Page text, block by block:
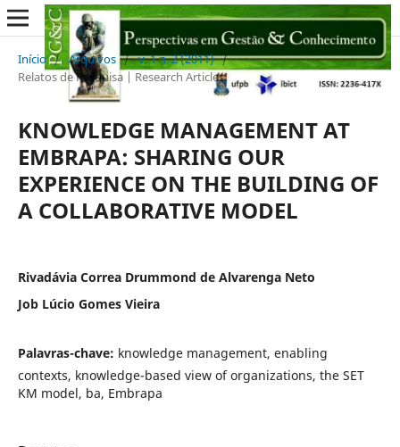
Início / Arquivos / v. 1 n. 2 (2011) /
Relatos de Pesquisa | Research Articles
KNOWLEDGE MANAGEMENT AT
EMBRAPA: SHARING OUR
EXPERIENCE ON THE BUILDING OF
A COLLABORATIVE MODEL
Rivadávia Correa Drummond de Alvarenga Neto
Job Lúcio Gomes Vieira
Palavras-chave: knowledge management, enabling
contexts, knowledge-based view of organizations, the SET
KM model, ba, Embrapa